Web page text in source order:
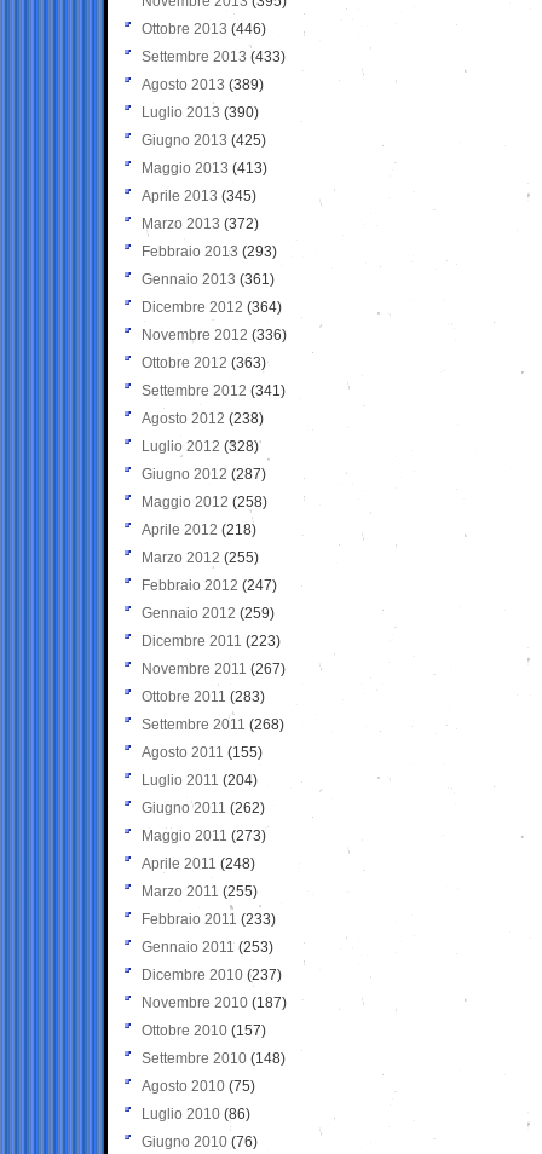
Ottobre 2013 (446)
Settembre 2013 (433)
Agosto 2013 (389)
Luglio 2013 (390)
Giugno 2013 (425)
Maggio 2013 (413)
Aprile 2013 (345)
Marzo 2013 (372)
Febbraio 2013 (293)
Gennaio 2013 (361)
Dicembre 2012 (364)
Novembre 2012 (336)
Ottobre 2012 (363)
Settembre 2012 (341)
Agosto 2012 (238)
Luglio 2012 (328)
Giugno 2012 (287)
Maggio 2012 (258)
Aprile 2012 (218)
Marzo 2012 (255)
Febbraio 2012 (247)
Gennaio 2012 (259)
Dicembre 2011 (223)
Novembre 2011 (267)
Ottobre 2011 (283)
Settembre 2011 (268)
Agosto 2011 (155)
Luglio 2011 (204)
Giugno 2011 (262)
Maggio 2011 (273)
Aprile 2011 (248)
Marzo 2011 (255)
Febbraio 2011 (233)
Gennaio 2011 (253)
Dicembre 2010 (237)
Novembre 2010 (187)
Ottobre 2010 (157)
Settembre 2010 (148)
Agosto 2010 (75)
Luglio 2010 (86)
Giugno 2010 (76)